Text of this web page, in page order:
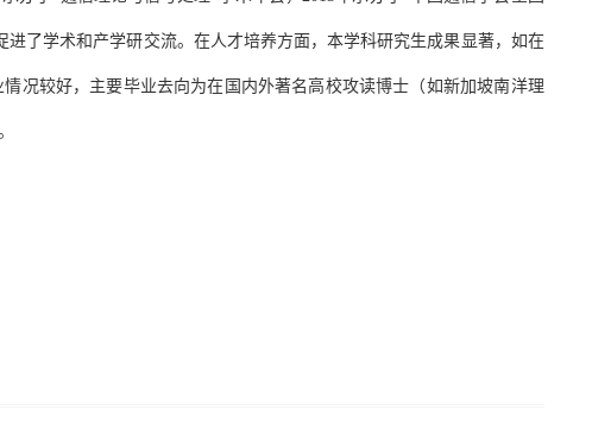
了学术和产学研交流。在人才培养方面，本学科研究生成果显著，如在
况较好，主要毕业去向为在国内外著名高校攻读博士（如新加坡南洋理